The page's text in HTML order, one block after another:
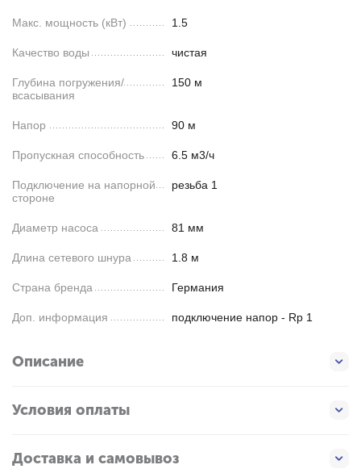
Макс. мощность (кВт) 1.5
Качество воды чистая
Глубина погружения/
всасывания
150 м
Напор 90 м
Пропускная способность 6.5 м3/ч
Подключение на напорной
стороне
резьба 1
Диаметр насоса 81 мм
Длина сетевого шнура 1.8 м
Страна бренда Германия
Доп. информация подключение напор - Rp 1
Описание
Условия оплаты
Доставка и самовывоз